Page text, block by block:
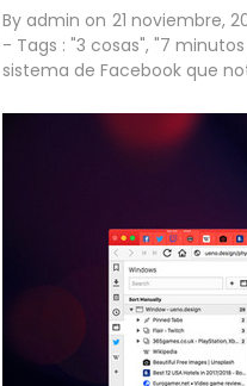
By admin on 21 noviembre,
- Tags : "3 cosas", "7
sistema de Facebook que